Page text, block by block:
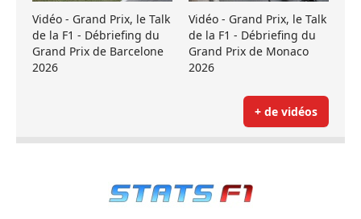
Vidéo - Grand Prix, le Talk
de la F1 - Débriefing du
Grand Prix de Barcelone
2026
Vidéo - Grand Prix, le Talk
de la F1 - Débriefing du
Grand Prix de Monaco
2026
+ de vidéos